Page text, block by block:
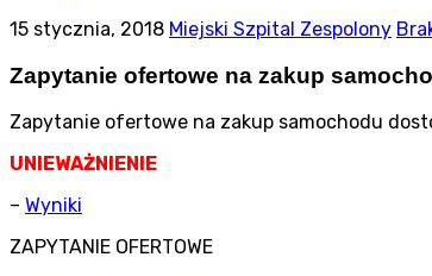
15 stycznia, 2018 Miejski Szpital Zespolony
Zapytanie ofertowe na zakup
Zapytanie ofertowe na zakup samochodu
UNIEWAŻNIENIE
– Wyniki
ZAPYTANIE OFERTOWE